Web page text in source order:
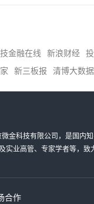
金融在线 新浪财经
新三板报 清博大数据
金科技有限公司，是国内
实业高管、专家学者等，
合作